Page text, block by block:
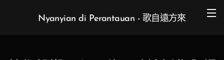
Nyanyian di Perantauan - 歌自遠方來